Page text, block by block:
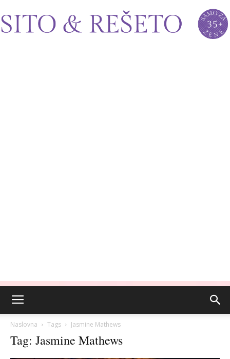
Naslovna Tags Jasmine Mathews
Tag: Jasmine Mathews